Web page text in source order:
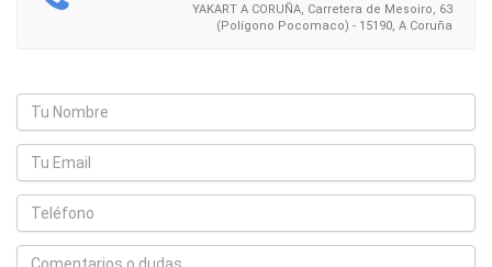
YAKART A CORUÑA, Carretera de Mesoiro, 63
(Polígono Pocomaco) - 15190, A Coruña